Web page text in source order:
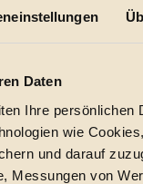
Daten
Ihre persönlichen
wie
und darauf
Messungen von
und bewussten